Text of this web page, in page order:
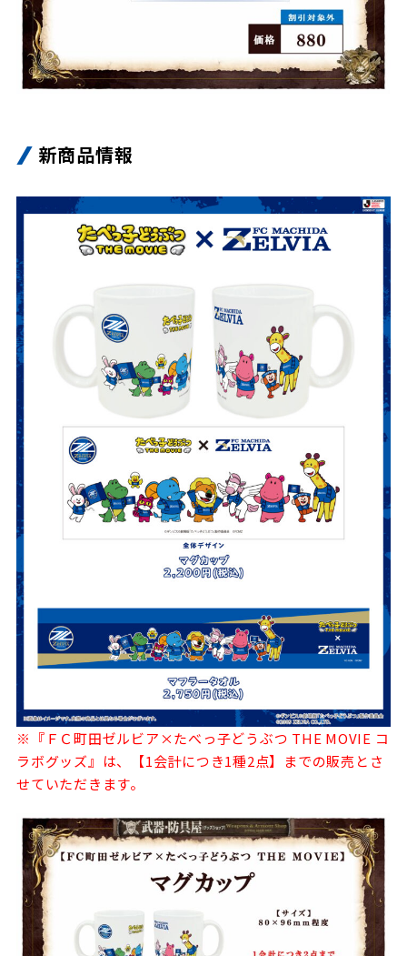
新商品情報
※『ＦＣ町田ゼルビア×たべっ子どうぶつ THE MOVIE コ
ラボグッズ』は、【1会計につき1種2点】までの販売とさ
せていただきます。